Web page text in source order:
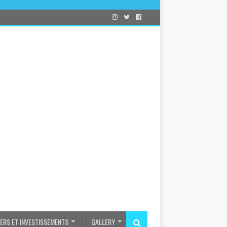
ET INVESTISSEMENTS GALLERY